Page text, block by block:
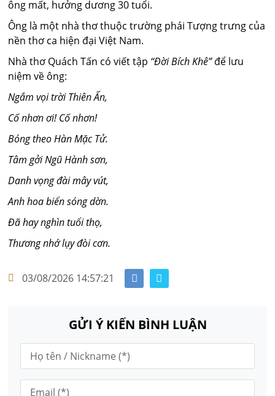
ông mất, hưởng dương 30 tuổi.
Ông là một nhà thơ thuộc trường phái Tượng trưng của
nền thơ ca hiện đại Việt Nam.
Nhà thơ Quách Tấn có viết tập “Đời Bích Khê”để lưu
niệm về ông:
Ngắm vọi trời Thiên Ấn,
Cố nhơn ơi! Cố nhơn!
Bóng theo Hàn Mặc Tử.
Tâm gởi Ngũ Hành sơn,
Danh vọng đài mây vút,
Anh hoa biển sóng dờn.
Đã hay nghìn tuổi thọ,
Thương nhớ lụy đòi cơn.
03/08/2026 14:57:21
GỬI Ý KIẾN BÌNH LUẬN